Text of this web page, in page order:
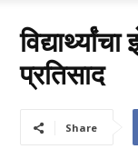
प्रतिसाद
Share